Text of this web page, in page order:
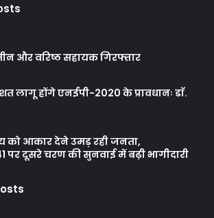
और वरिष्ठ सहायक गिरफ्तार
लागू होंगे एनईपी-2020 के प्रावधानः डाॅ.
को आकार देने उमड़ रही जनता,
पर दूसरे चरण की सुनवाई में बढ़ी भागीदारी